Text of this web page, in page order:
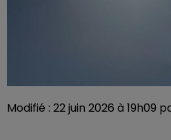
Modifié : 22 juin 2026 à 19h09